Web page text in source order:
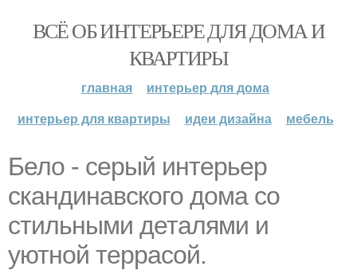
ВСЁ ОБ ИНТЕРЬЕРЕ ДЛЯ ДОМА И
КВАРТИРЫ
главная
интерьер для дома
интерьер для квартиры
идеи дизайна мебель
Бело - серый интерьер
скандинавского дома со
стильными деталями и
уютной террасой.